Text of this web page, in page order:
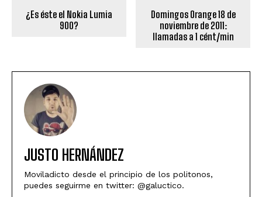
¿Es éste el Nokia Lumia
900?
Domingos Orange 18 de
noviembre de 2011:
llamadas a 1 cént/min
JUSTO HERNÁNDEZ
Moviladicto desde el principio de los politonos,
puedes seguirme en twitter: @galuctico.